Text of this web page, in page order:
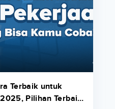
Terbaik untuk
Pilihan Terbaik